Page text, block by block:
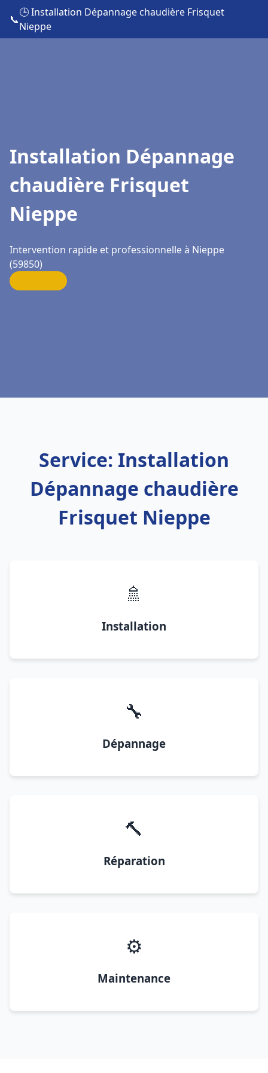
📞
🕒 Installation Dépannage chaudière Frisquet
Nieppe
Installation Dépannage
chaudière Frisquet
Nieppe
Intervention rapide et professionnelle à Nieppe
(59850)
Service: Installation
Dépannage chaudière
Frisquet Nieppe
🚿
Installation
🔧
Dépannage
🔨
Réparation
⚙️
Maintenance